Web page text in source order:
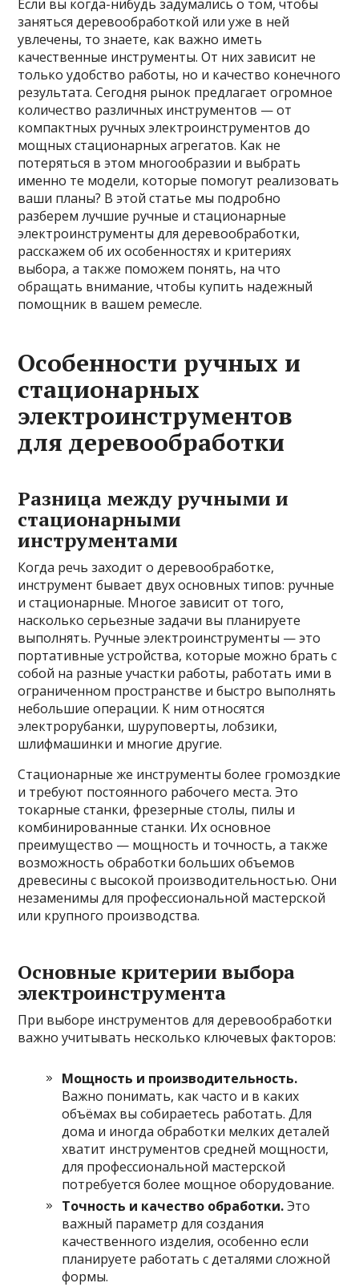
Если вы когда-нибудь задумались о том, чтобы
заняться деревообработкой или уже в ней
увлечены, то знаете, как важно иметь
качественные инструменты. От них зависит не
только удобство работы, но и качество конечного
результата. Сегодня рынок предлагает огромное
количество различных инструментов — от
компактных ручных электроинструментов до
мощных стационарных агрегатов. Как не
потеряться в этом многообразии и выбрать
именно те модели, которые помогут реализовать
ваши планы? В этой статье мы подробно
разберем лучшие ручные и стационарные
электроинструменты для деревообработки,
расскажем об их особенностях и критериях
выбора, а также поможем понять, на что
обращать внимание, чтобы купить надежный
помощник в вашем ремесле.
Особенности ручных и
стационарных
электроинструментов
для деревообработки
Разница между ручными и
стационарными
инструментами
Когда речь заходит о деревообработке,
инструмент бывает двух основных типов: ручные
и стационарные. Многое зависит от того,
насколько серьезные задачи вы планируете
выполнять. Ручные электроинструменты — это
портативные устройства, которые можно брать с
собой на разные участки работы, работать ими в
ограниченном пространстве и быстро выполнять
небольшие операции. К ним относятся
электрорубанки, шуруповерты, лобзики,
шлифмашинки и многие другие.
Стационарные же инструменты более громоздкие
и требуют постоянного рабочего места. Это
токарные станки, фрезерные столы, пилы и
комбинированные станки. Их основное
преимущество — мощность и точность, а также
возможность обработки больших объемов
древесины с высокой производительностью. Они
незаменимы для профессиональной мастерской
или крупного производства.
Основные критерии выбора
электроинструмента
При выборе инструментов для деревообработки
важно учитывать несколько ключевых факторов:
Мощность и производительность.
Важно понимать, как часто и в каких
объёмах вы собираетесь работать. Для
дома и иногда обработки мелких деталей
хватит инструментов средней мощности,
для профессиональной мастерской
потребуется более мощное оборудование.
Точность и качество обработки.Это
важный параметр для создания
качественного изделия, особенно если
планируете работать с деталями сложной
формы.